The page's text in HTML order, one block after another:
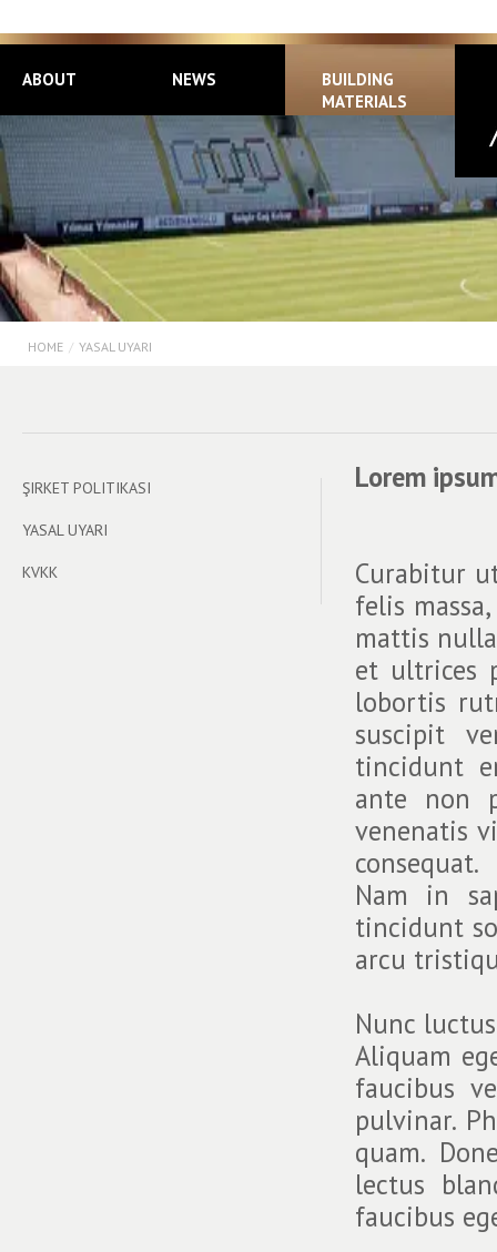
ABOUT NEWS
BUILDING
MATERIALS
HOME / YASAL UYARI
ŞIRKET POLITIKASI
YASAL UYARI
KVKK
Lorem
Curabitur
felis
mattis
et ultrices
lobortis
suscipit
tincidunt
ante non
venenatis
Nam in
tincidunt
arcu
Nunc
Aliquam
faucibus
pulvinar.
quam.
lectus
faucibus